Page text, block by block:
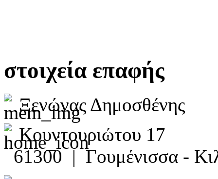
στοιχεία επαφής
Ξενώνας Δημοσθένης
Κουντουριώτου 17
61300 | Γουμένισσα -